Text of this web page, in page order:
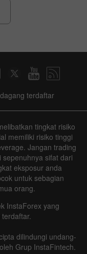
Previous
terdaftar
tingkat risiko
memiliki risiko tinggi
Jangan trading
sifat dari
eksposur anda
untuk sebagian
orang.
InstaForex yang
dilindungi undang-
Grup InstaFintech.